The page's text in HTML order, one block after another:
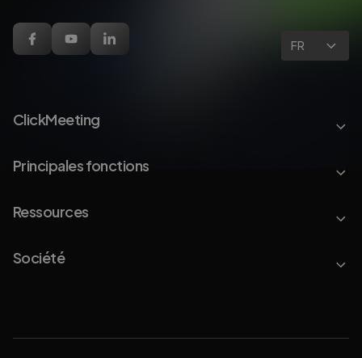
FR
ClickMeeting
Principales fonctions
Ressources
Société